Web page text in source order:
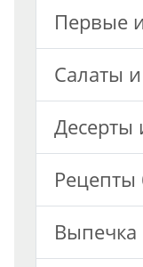
Первые
Салаты и
Десерты